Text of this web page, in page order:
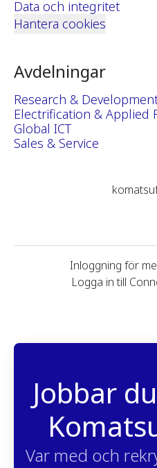
Data och integritet
Hantera cookies
Avdelningar
Research &
Electrification & Applied
Global ICT
Sales & Service
Inloggning för
Logga in till
Jobbar
Var med och